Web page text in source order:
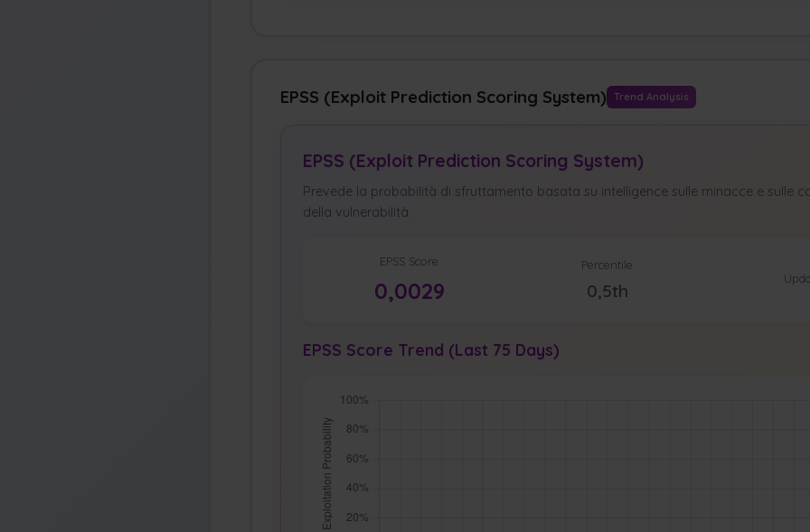
EPSS (Exploit Prediction Scoring System) Trend Analysis
EPSS (Exploit Prediction Scoring System)
Prevede la probabilità di sfruttamento basata su intelligence sulle minacce e sulle
della vulnerabilità.
EPSS Score
0,0029
Percentile
0,5th
EPSS Score Trend (Last 75 Days)